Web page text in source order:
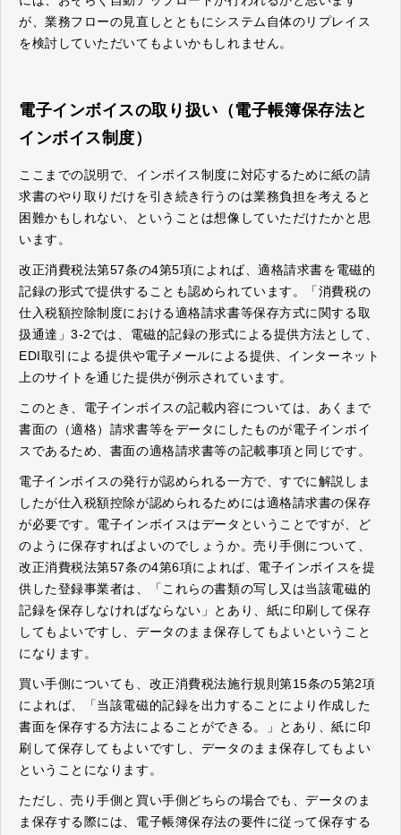
が、業務フローの見直しとともにシステム自体のリプレイス
を検討していただいてもよいかもしれません。
電子インボイスの取り扱い（電子帳簿保存法と
インボイス制度）
ここまでの説明で、インボイス制度に対応するために紙の請
求書のやり取りだけを引き続き行うのは業務負担を考えると
困難かもしれない、ということは想像していただけたかと思
います。
改正消費税法第57条の4第5項によれば、適格請求書を電磁的
記録の形式で提供することも認められています。「消費税の
仕入税額控除制度における適格請求書等保存方式に関する取
扱通達」3-2では、電磁的記録の形式による提供方法として、
EDI取引による提供や電子メールによる提供、インターネット
上のサイトを通じた提供が例示されています。
このとき、電子インボイスの記載内容については、あくまで
書面の（適格）請求書等をデータにしたものが電子インボイ
スであるため、書面の適格請求書等の記載事項と同じです。
電子インボイスの発行が認められる一方で、すでに解説しま
したが仕入税額控除が認められるためには適格請求書の保存
が必要です。電子インボイスはデータということですが、ど
のように保存すればよいのでしょうか。売り手側について、
改正消費税法第57条の4第6項によれば、電子インボイスを提
供した登録事業者は、「これらの書類の写し又は当該電磁的
記録を保存しなければならない」とあり、紙に印刷して保存
してもよいですし、データのまま保存してもよいということ
になります。
買い手側についても、改正消費税法施行規則第15条の5第2項
によれば、「当該電磁的記録を出力することにより作成した
書面を保存する方法によることができる。」とあり、紙に印
刷して保存してもよいですし、データのまま保存してもよい
ということになります。
ただし、売り手側と買い手側どちらの場合でも、データのま
ま保存する際には、電子帳簿保存法の要件に従って保存する